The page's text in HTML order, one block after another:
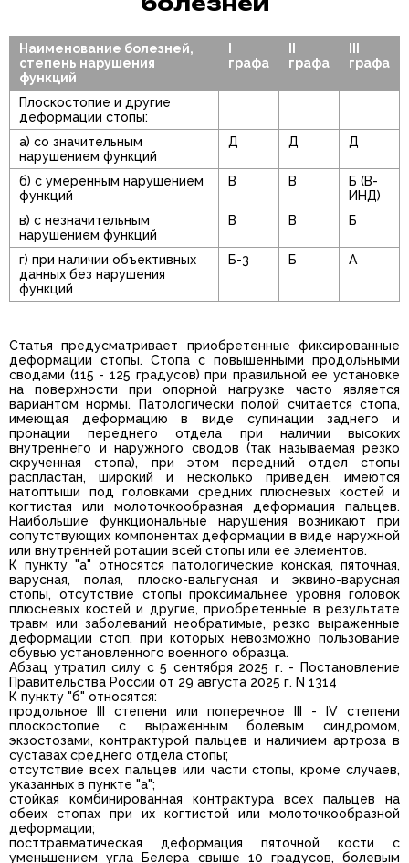
Наименование болезней,
степень нарушения
функций
графа
графа
графа
Плоскостопие и другие
деформации стопы:
а) со значительным
нарушением функций
Д Д Д
б) с умеренным нарушением
функций
В В
Б (В-
ИНД)
в) с незначительным
нарушением функций
В В Б
г) при наличии объективных
данных без нарушения
функций
Б-3 Б А
Статья предусматривает приобретенные фиксированные
деформации стопы. Стопа с повышенными продольными
сводами (115 - 125 градусов) при правильной ее установке
на поверхности при опорной нагрузке часто является
вариантом нормы. Патологически полой считается стопа,
имеющая деформацию в виде супинации заднего и
пронации переднего отдела при наличии высоких
внутреннего и наружного сводов (так называемая резко
скрученная стопа), при этом передний отдел стопы
распластан, широкий и несколько приведен, имеются
натоптыши под головками средних плюсневых костей и
когтистая или молоточкообразная деформация пальцев.
Наибольшие функциональные нарушения возникают при
сопутствующих компонентах деформации в виде наружной
или внутренней ротации всей стопы или ее элементов.
К пункту "а" относятся патологические конская, пяточная,
варусная, полая, плоско-вальгусная и эквино-варусная
стопы, отсутствие стопы проксимальнее уровня головок
плюсневых костей и другие, приобретенные в результате
травм или заболеваний необратимые, резко выраженные
деформации стоп, при которых невозможно пользование
обувью установленного военного образца.
Абзац утратил силу с 5 сентября 2025 г. - Постановление
Правительства России от 29 августа 2025 г. N 1314
К пункту "б" относятся:
продольное III степени или поперечное III - IV степени
плоскостопие с выраженным болевым синдромом,
экзостозами, контрактурой пальцев и наличием артроза в
суставах среднего отдела стопы;
отсутствие всех пальцев или части стопы, кроме случаев,
указанных в пункте "а";
стойкая комбинированная контрактура всех пальцев на
обеих стопах при их когтистой или молоточкообразной
деформации;
посттравматическая деформация пяточной кости с
уменьшением угла Белера свыше 10 градусов, болевым